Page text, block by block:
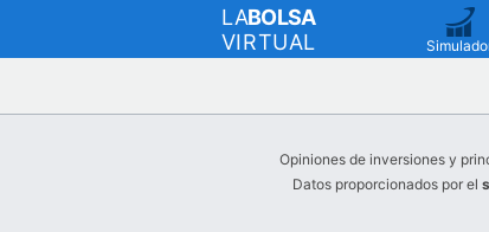
LABOLSA
VIRTUAL
Opiniones de inversiones y
Datos proporcionados por el